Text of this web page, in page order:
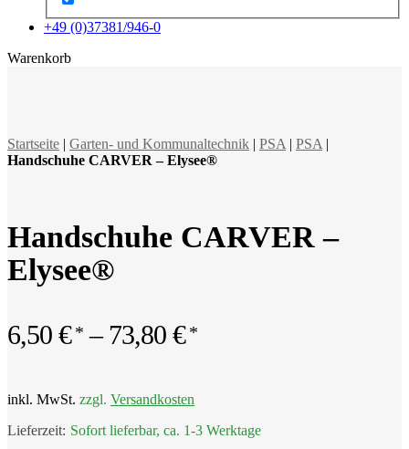
+49 (0)37381/946-0
Warenkorbx
Startseite | Garten- und Kommunaltechnik | PSA | PSA |
Handschuhe CARVER – Elysee®
Handschuhe CARVER –
Elysee®
6,50 € – 73,80 €
inkl. MwSt. zzgl. Versandkosten
Sofort lieferbar, ca. 1-3 Werktage